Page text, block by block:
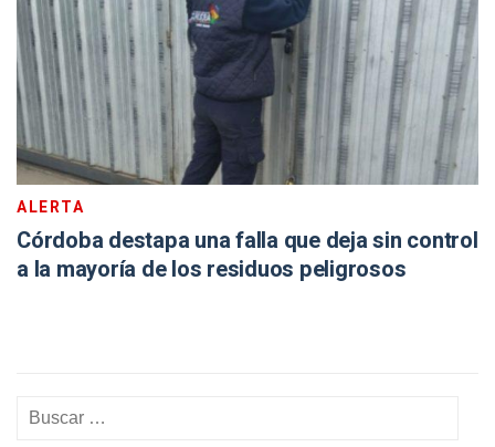
ALERTA
Córdoba destapa una falla que deja sin control
a la mayoría de los residuos peligrosos